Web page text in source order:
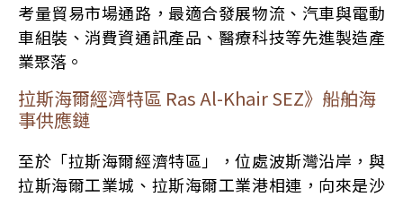
考量貿易市場通路，最適合發展物流、汽車與電動
車組裝、消費資通訊產品、醫療科技等先進製造產
業聚落。
拉斯海爾經濟特區 Ras Al-Khair SEZ》船舶海
事供應鏈
至於「拉斯海爾經濟特區」，位處波斯灣沿岸，與
拉斯海爾工業城、拉斯海爾工業港相連，向來是沙